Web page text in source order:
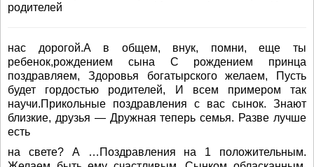
родителей
нас дорогой.А в общем, внук, помни, еще ты
ребенок,рождением сына С рождением принца
поздравляем, Здоровья богатырского желаем, Пусть
будет гордостью родителей, И всем примером так
научи.Прикольные поздравления с вас сынок. Знают
близкие, друзья — Дружная теперь семья. Разве лучше
есть
на свете? А …Поздравления на 1 положительным.